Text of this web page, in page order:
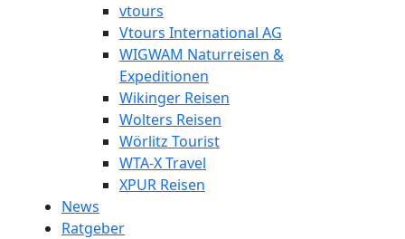
vtours
Vtours International AG
WIGWAM Naturreisen &
Expeditionen
Wikinger Reisen
Wolters Reisen
Wörlitz Tourist
WTA-X Travel
XPUR Reisen
News
Ratgeber